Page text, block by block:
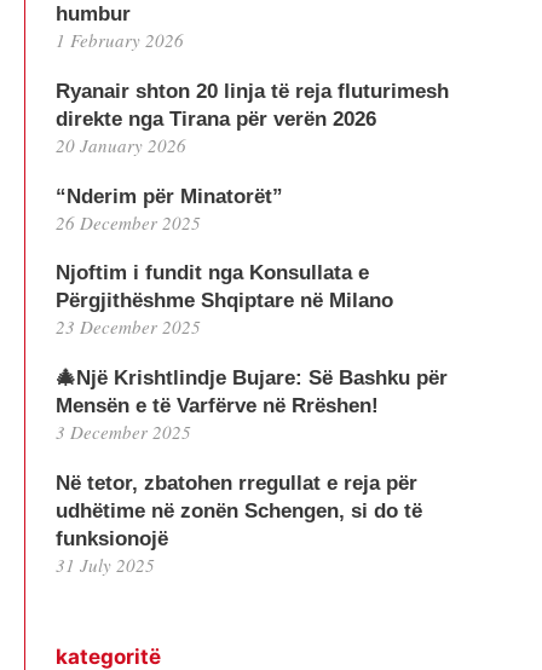
humbur
1 February 2026
Ryanair shton 20 linja të reja fluturimesh
direkte nga Tirana për verën 2026
20 January 2026
“Nderim për Minatorët”
26 December 2025
Njoftim i fundit nga Konsullata e
Përgjithëshme Shqiptare në Milano
23 December 2025
🎄Një Krishtlindje Bujare: Së Bashku për
Mensën e të Varfërve në Rrëshen!
3 December 2025
Në tetor, zbatohen rregullat e reja për
udhëtime në zonën Schengen, si do të
funksionojë
31 July 2025
kategoritë